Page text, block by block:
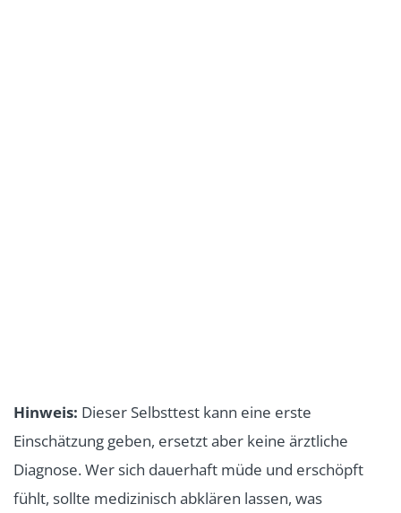
Hinweis: Dieser Selbsttest kann eine erste
Einschätzung geben, ersetzt aber keine ärztliche
Diagnose. Wer sich dauerhaft müde und erschöpft
fühlt, sollte medizinisch abklären lassen, was